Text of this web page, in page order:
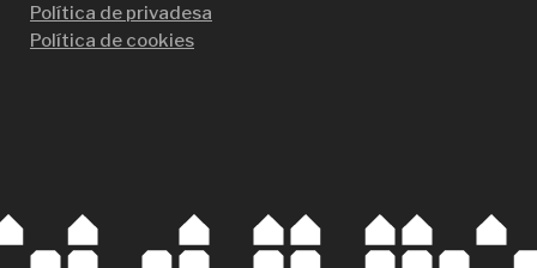
Política de privadesa
Política de cookies